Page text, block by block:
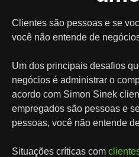
Clientes são pessoas e se
você não entende de
Um dos principais desafios
negócios é administrar o
acordo com Simon Sinek
empregados são pessoas e
pessoas, você não entende
Situações críticas com